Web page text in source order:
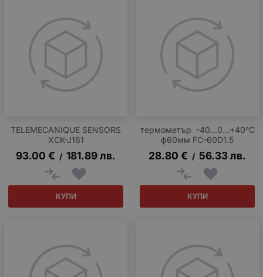
TELEMECANIQUE SENSORS
XCK-J161
93.00 € / 181.89лв.
КУПИ
термометър -40...0...+40°C
ф60мм FC-60D1.5
28.80 € / 56.33лв.
КУПИ